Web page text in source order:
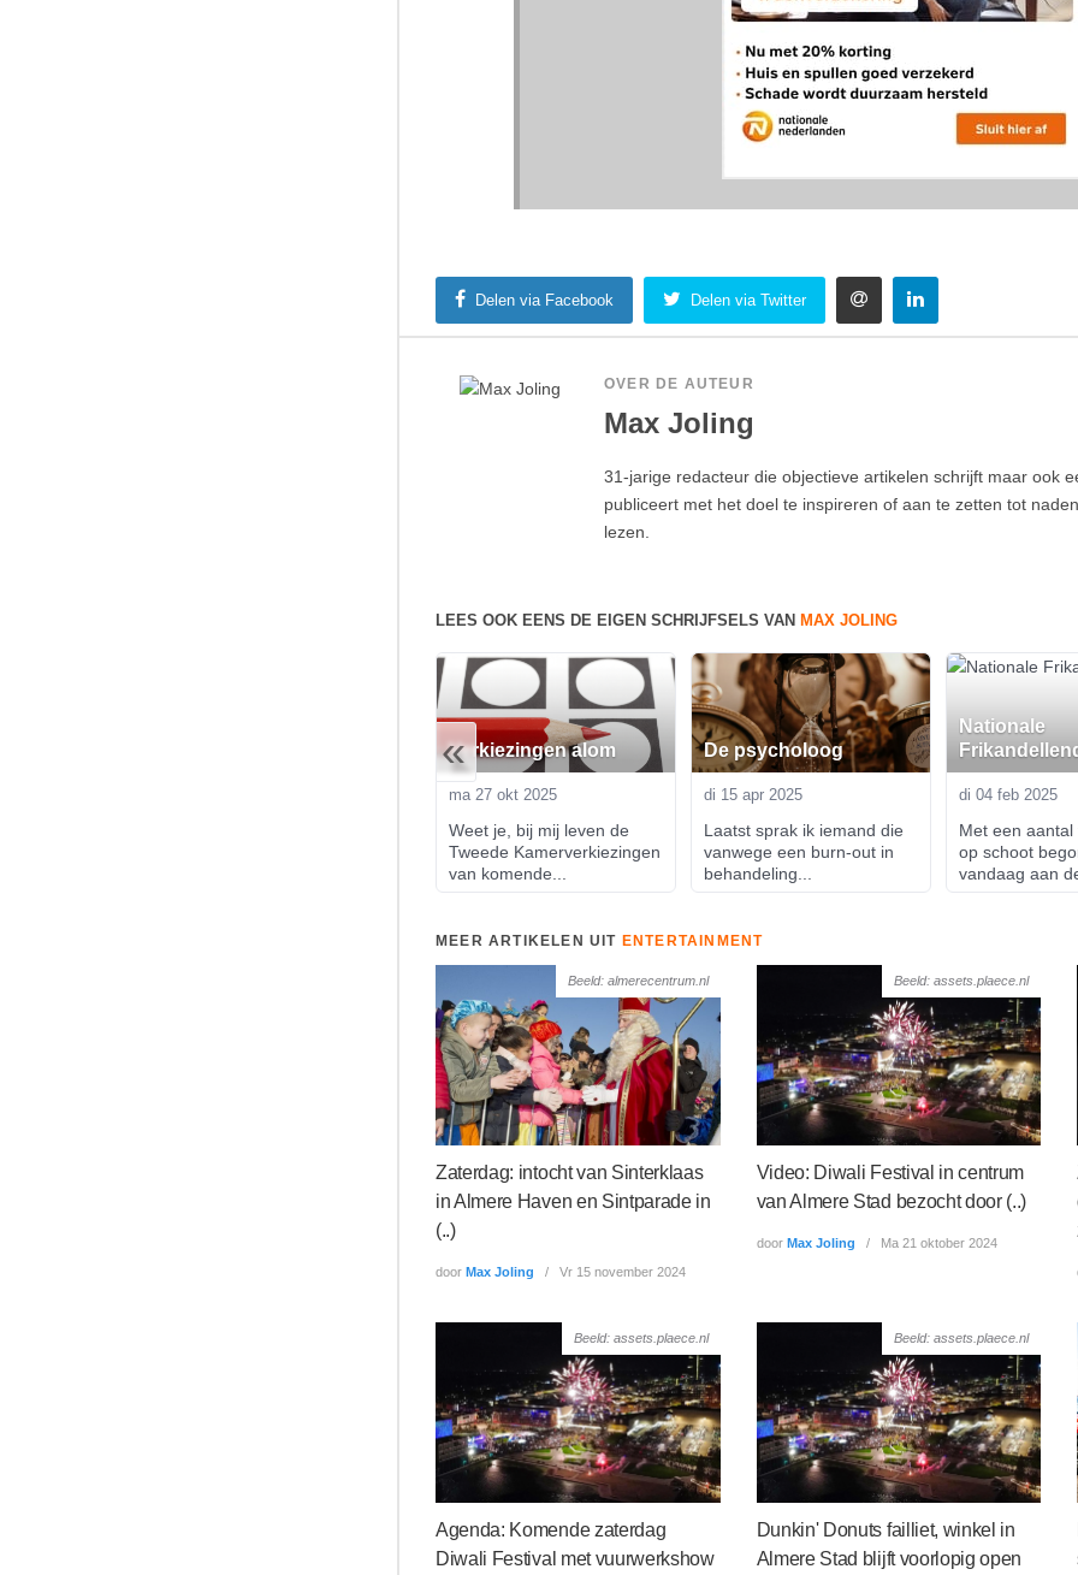
Delen via Facebook Delen via Twitter
OVER DE AUTEUR
Max Joling
31-jarige redacteur die objectieve artikelen schrijft maar ook
publiceert met het doel te inspireren of aan te zetten tot
lezen.
LEES OOK EENS DE EIGEN SCHRIJFSELS VAN MAX JOLING
«
Verkiezingen alom
ma 27 okt 2025
Weet je, bij mij leven de
Tweede Kamerverkiezingen
van komende...
De psycholoog
di 15 apr 2025
Laatst sprak ik iemand die
vanwege een burn-out in
behandeling...
Nationale
di 04 feb 2025
Met een aantal
op schoot
vandaag aan
MEER ARTIKELEN UIT ENTERTAINMENT
Beeld: almerecentrum.nl
Zaterdag: intocht van Sinterklaas
in Almere Haven en Sintparade in
(..)
door Max Joling Vr 15 november 2024
Beeld: assets.plaece.nl
Video: Diwali Festival in centrum
van Almere Stad bezocht door (..)
door Max Joling Ma 21 oktober 2024
Beeld: assets.plaece.nl
Agenda: Komende zaterdag
Diwali Festival met vuurwerkshow
Beeld: assets.plaece.nl
Dunkin' Donuts failliet, winkel in
Almere Stad blijft voorlopig open